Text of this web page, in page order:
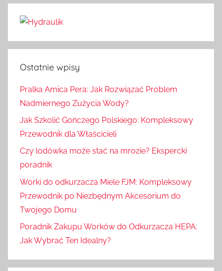
Ostatnie wpisy
Pralka Amica Pera: Jak Rozwiązać Problem
Nadmiernego Zużycia Wody?
Jak Szkolić Gończego Polskiego: Kompleksowy
Przewodnik dla Właścicieli
Czy lodówka może stać na mrozie? Ekspercki
poradnik
Worki do odkurzacza Miele FJM: Kompleksowy
Przewodnik po Niezbędnym Akcesorium do
Twojego Domu
Poradnik Zakupu Worków do Odkurzacza HEPA:
Jak Wybrać Ten Idealny?